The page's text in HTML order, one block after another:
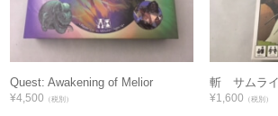
Quest: Awakening of Melior
¥4,500 （税別）
斬 サムラ
¥1,600 （税別）